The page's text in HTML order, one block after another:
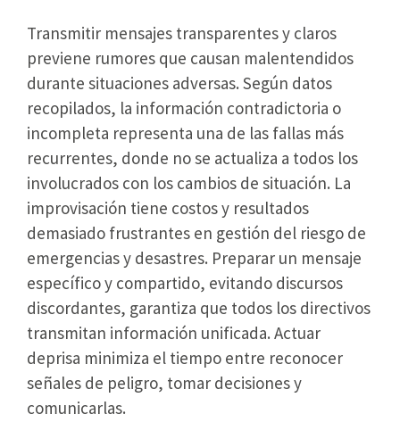
Transmitir mensajes transparentes y claros
previene rumores que causan malentendidos
durante situaciones adversas. Según datos
recopilados, la información contradictoria o
incompleta representa una de las fallas más
recurrentes, donde no se actualiza a todos los
involucrados con los cambios de situación. La
improvisación tiene costos y resultados
demasiado frustrantes en gestión del riesgo de
emergencias y desastres. Preparar un mensaje
específico y compartido, evitando discursos
discordantes, garantiza que todos los directivos
transmitan información unificada. Actuar
deprisa minimiza el tiempo entre reconocer
señales de peligro, tomar decisiones y
comunicarlas.